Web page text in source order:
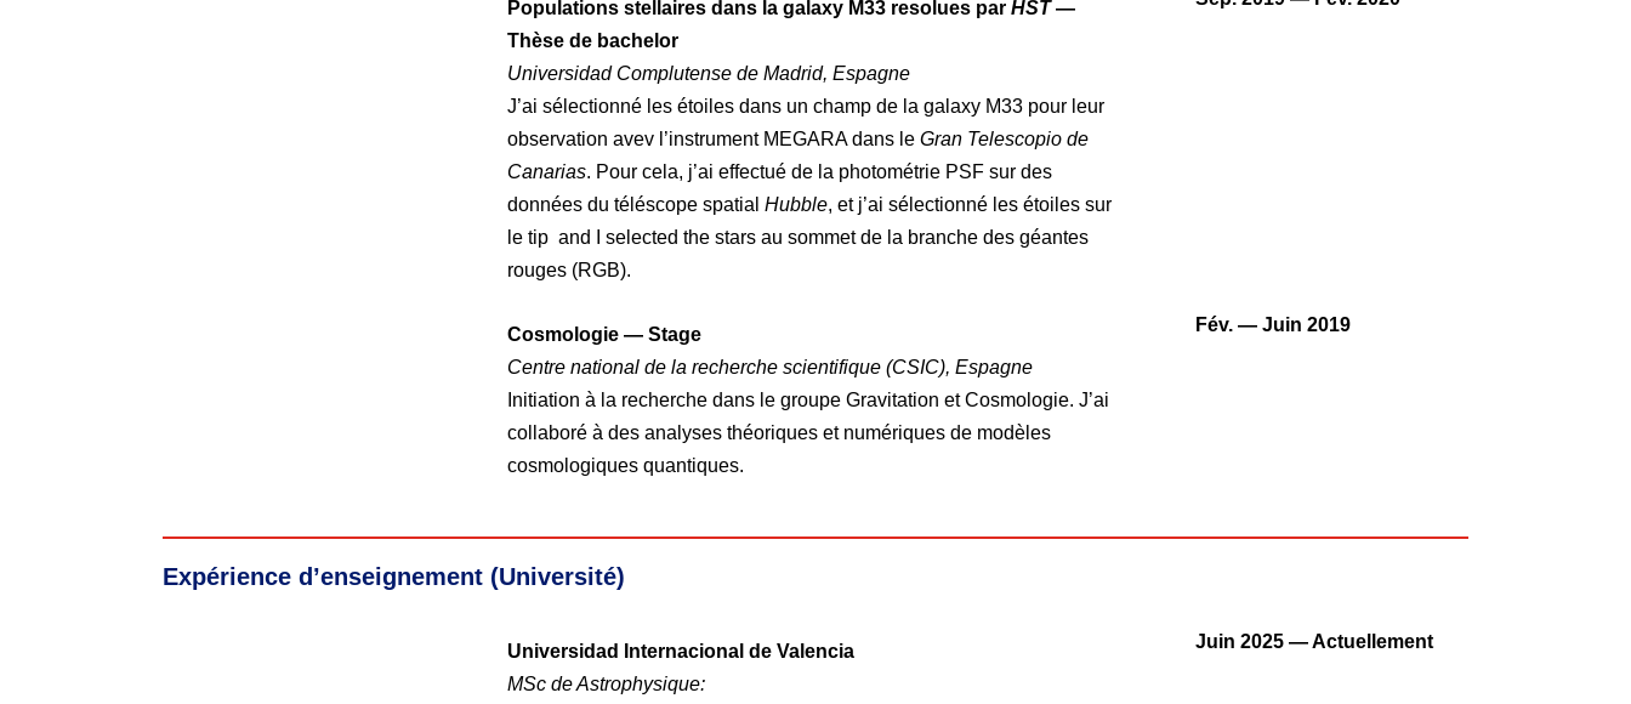
Populations stellaires dans la galaxy M33 resolues par HST—
Thèse de bachelor
Universidad Complutense de Madrid, Espagne
J’ai sélectionné les étoiles dans un champ de la galaxy M33 pour leur
observation avev l’instrument MEGARA dans le Gran Telescopio de
Canarias. Pour cela, j’ai effectué de la photométrie PSF sur des
données du téléscope spatial Hubble, et j’ai sélectionné les étoiles sur
le tip and I selected the stars au sommet de la branche des géantes
rouges (RGB).
Cosmologie — Stage
Centre national de la recherche scientifique(CSIC), Espagne
Initiation à la recherche dans le groupe Gravitation et Cosmologie. J’ai
collaboré à des analyses théoriques et numériques de modèles
cosmologiques quantiques.
Fév. — Juin 2019
Expérience d’enseignement (Université)
Universidad Internacional de Valencia
MSc de Astrophysique:
Juin 2025 — Actuellement